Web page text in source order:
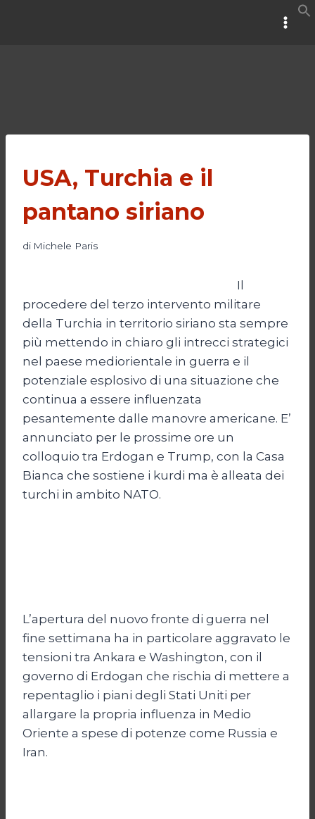
USA, Turchia e il
pantano siriano
di Michele Paris
Il
procedere del terzo intervento militare
della Turchia in territorio siriano sta sempre
più mettendo in chiaro gli intrecci strategici
nel paese mediorientale in guerra e il
potenziale esplosivo di una situazione che
continua a essere influenzata
pesantemente dalle manovre americane. E’
annunciato per le prossime ore un
colloquio tra Erdogan e Trump, con la Casa
Bianca che sostiene i kurdi ma è alleata dei
turchi in ambito NATO.
L’apertura del nuovo fronte di guerra nel
fine settimana ha in particolare aggravato le
tensioni tra Ankara e Washington, con il
governo di Erdogan che rischia di mettere a
repentaglio i piani degli Stati Uniti per
allargare la propria influenza in Medio
Oriente a spese di potenze come Russia e
Iran.